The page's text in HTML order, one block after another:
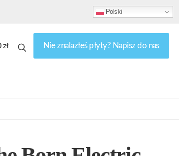
Polski
zł Nie znalazłeś płyty? Napisz do nas